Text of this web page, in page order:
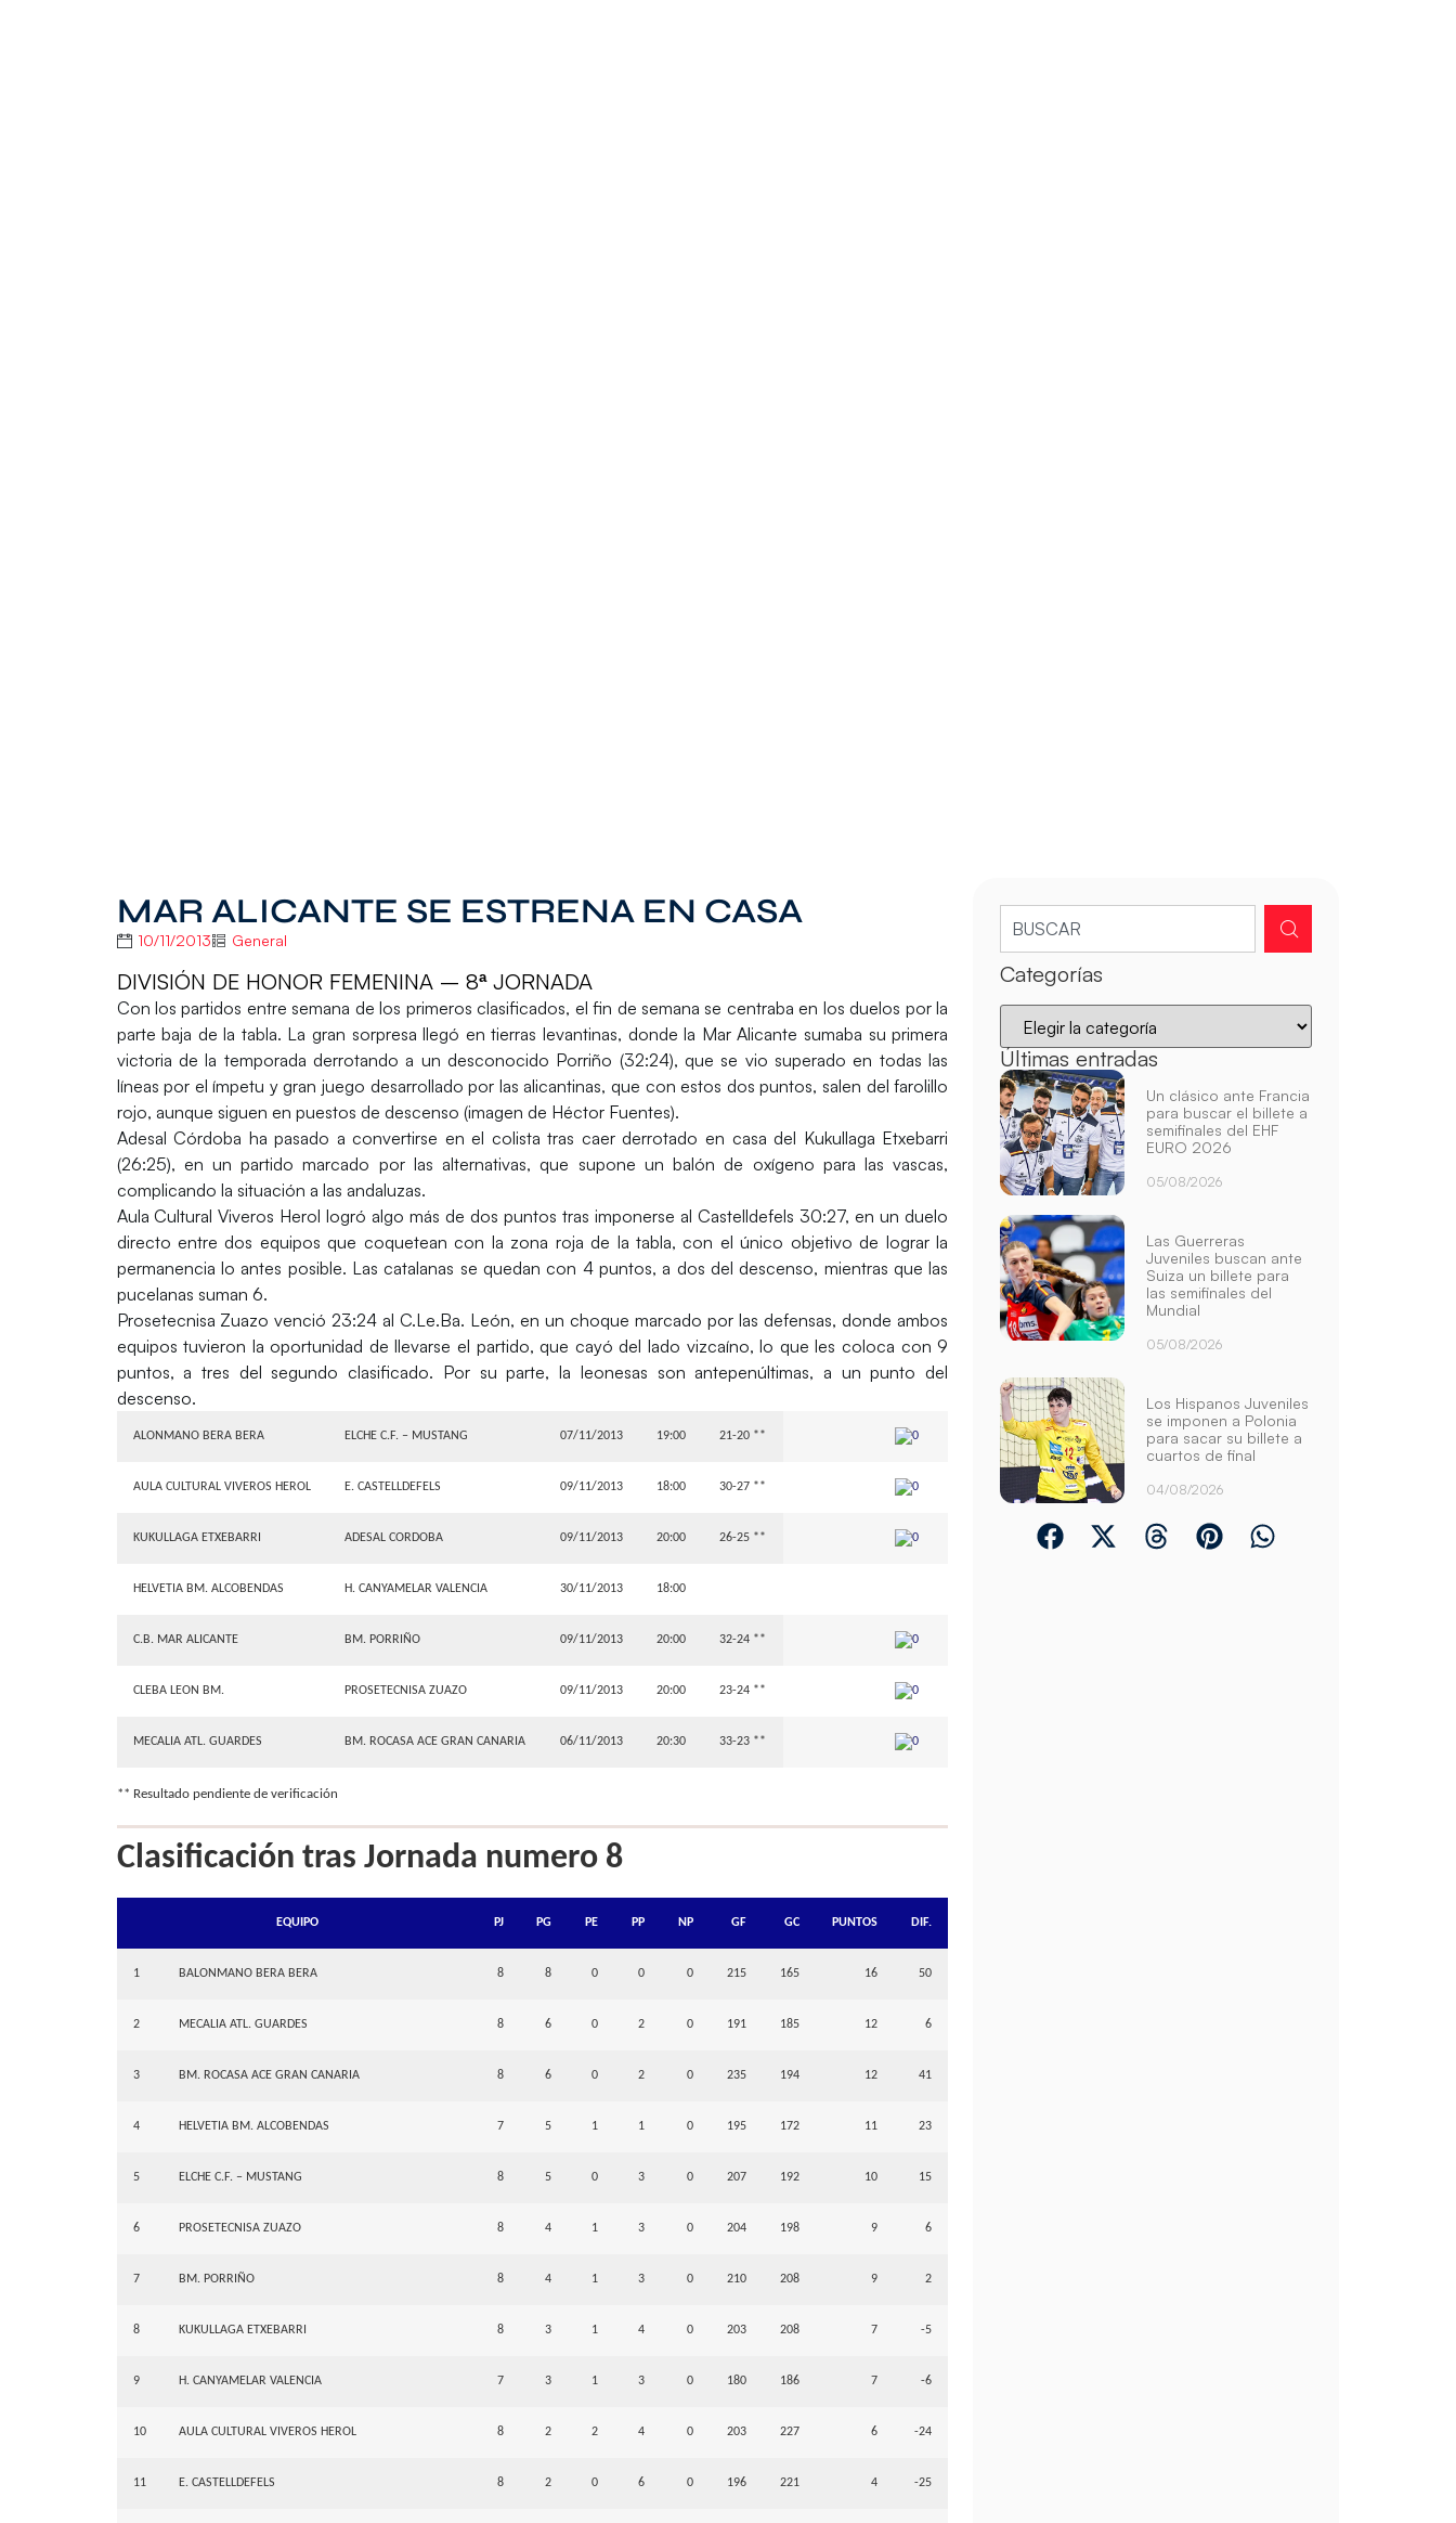
MAR ALICANTE SE ESTRENA EN CASA
10/11/2013 General
DIVISIÓN DE HONOR FEMENINA – 8ª JORNADA
Con los partidos entre semana de los primeros clasificados, el fin de semana se centraba en los duelos por la
parte baja de la tabla. La gran sorpresa llegó en tierras levantinas, donde la Mar Alicante sumaba su primera
victoria de la temporada derrotando a un desconocido Porriño (32:24), que se vio superado en todas las
líneas por el ímpetu y gran juego desarrollado por las alicantinas, que con estos dos puntos, salen del farolillo
rojo, aunque siguen en puestos de descenso (imagen de Héctor Fuentes).
Adesal Córdoba ha pasado a convertirse en el colista tras caer derrotado en casa del Kukullaga Etxebarri
(26:25), en un partido marcado por las alternativas, que supone un balón de oxígeno para las vascas,
complicando la situación a las andaluzas.
Aula Cultural Viveros Herol logró algo más de dos puntos tras imponerse al Castelldefels 30:27, en un duelo
directo entre dos equipos que coquetean con la zona roja de la tabla, con el único objetivo de lograr la
permanencia lo antes posible. Las catalanas se quedan con 4 puntos, a dos del descenso, mientras que las
pucelanas suman 6.
Prosetecnisa Zuazo venció 23:24 al C.Le.Ba. León, en un choque marcado por las defensas, donde ambos
equipos tuvieron la oportunidad de llevarse el partido, que cayó del lado vizcaíno, lo que les coloca con 9
puntos, a tres del segundo clasificado. Por su parte, la leonesas son antepenúltimas, a un punto del
descenso.
ALONMANO BERA BERA ELCHE C.F. – MUSTANG 07/11/2013 19:00 21-20 **
AULA CULTURAL VIVEROS HEROL E. CASTELLDEFELS 09/11/2013 18:00 30-27 **
KUKULLAGA ETXEBARRI ADESAL CORDOBA 09/11/2013 20:00 26-25 **
HELVETIA BM. ALCOBENDAS H. CANYAMELAR VALENCIA 30/11/2013 18:00
C.B. MAR ALICANTE BM. PORRIÑO 09/11/2013 20:00 32-24 **
CLEBA LEON BM. PROSETECNISA ZUAZO 09/11/2013 20:00 23-24 **
MECALIA ATL. GUARDES BM. ROCASA ACE GRAN CANARIA 06/11/2013 20:30 33-23 **
** Resultado pendiente de verificación
Clasificación tras Jornada numero 8
EQUIPO PJ PG PE PP NP GF GC PUNTOS DIF.
1 BALONMANO BERA BERA 8 8 0 0 0 215 165 16 50
2 MECALIA ATL. GUARDES 8 6 0 2 0 191 185 12 6
3 BM. ROCASA ACE GRAN CANARIA 8 6 0 2 0 235 194 12 41
4 HELVETIA BM. ALCOBENDAS 7 5 1 1 0 195 172 11 23
5 ELCHE C.F. – MUSTANG 8 5 0 3 0 207 192 10 15
6 PROSETECNISA ZUAZO 8 4 1 3 0 204 198 9 6
7 BM. PORRIÑO 8 4 1 3 0 210 208 9 2
8 KUKULLAGA ETXEBARRI 8 3 1 4 0 203 208 7 -5
9 H. CANYAMELAR VALENCIA 7 3 1 3 0 180 186 7 -6
10 AULA CULTURAL VIVEROS HEROL 8 2 2 4 0 203 227 6 -24
11 E. CASTELLDEFELS 8 2 0 6 0 196 221 4 -25
Categorías
Últimas entradas
Un clásico ante Francia
para buscar el billete a
semifinales del EHF
EURO 2026
05/08/2026
Las Guerreras
Juveniles buscan ante
Suiza un billete para
las semifinales del
Mundial
05/08/2026
Los Hispanos Juveniles
se imponen a Polonia
para sacar su billete a
cuartos de final
04/08/2026